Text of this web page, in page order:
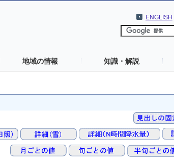
ENGLISH
地域の情報 知識・解説